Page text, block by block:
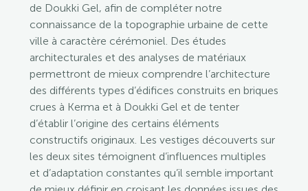
de Doukki Gel, afin de compléter notre
connaissance de la topographie urbaine de cette
ville à caractère cérémoniel. Des études
architecturales et des analyses de matériaux
permettront de mieux comprendre l’architecture
des différents types d’édifices construits en briques
crues à Kerma et à Doukki Gel et de tenter
d’établir l’origine des certains éléments
constructifs originaux. Les vestiges découverts sur
les deux sites témoignent d’influences multiples
et d’adaptation constantes qu’il semble important